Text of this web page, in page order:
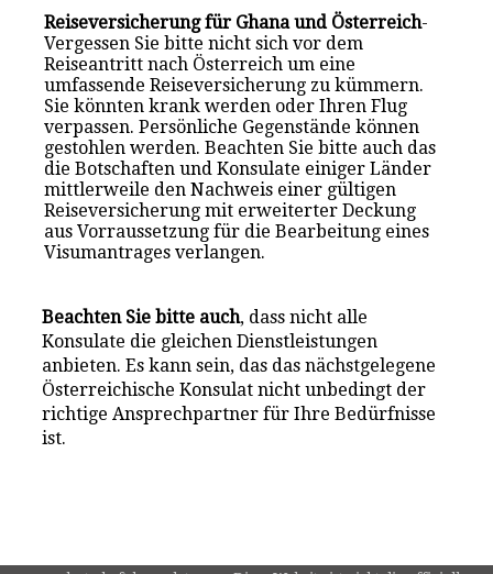
Reiseversicherung für Ghana und Österreich-
Vergessen Sie bitte nicht sich vor dem
Reiseantritt nach Österreich um eine
umfassende Reiseversicherung zu kümmern.
Sie könnten krank werden oder Ihren Flug
verpassen. Persönliche Gegenstände können
gestohlen werden. Beachten Sie bitte auch das
die Botschaften und Konsulate einiger Länder
mittlerweile den Nachweis einer gültigen
Reiseversicherung mit erweiterter Deckung
aus Vorraussetzung für die Bearbeitung eines
Visumantrages verlangen.
Beachten Sie bitte auch, dass nicht alle
Konsulate die gleichen Dienstleistungen
anbieten. Es kann sein, das das nächstgelegene
Österreichische Konsulat nicht unbedingt der
richtige Ansprechpartner für Ihre Bedürfnisse
ist.